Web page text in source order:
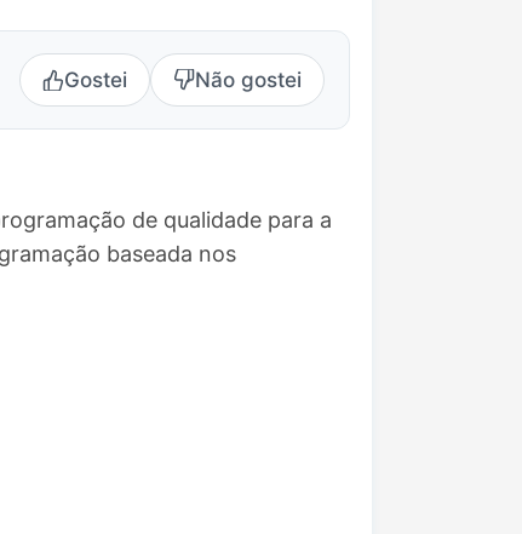
Gostei Não gostei
de qualidade para a
baseada nos